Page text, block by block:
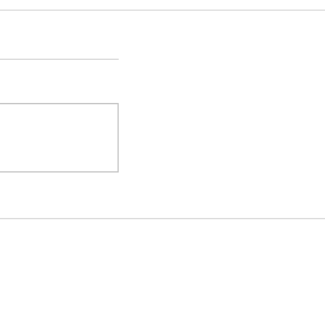
오늘의 호주 뉴스 — 2026년 8